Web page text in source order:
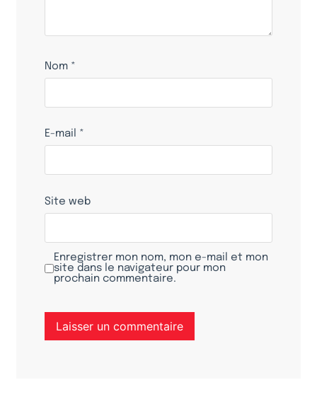
Nom *
E-mail *
Site web
Enregistrer mon nom, mon e-mail et mon
site dans le navigateur pour mon
prochain commentaire.